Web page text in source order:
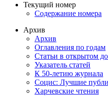
Текущий номер
Содержание номера
Архив
Архив
Оглавления по годам
Статьи в открытом
Указатель статей
К 50-летию журнала
Социс: Лучшие
Харчевские чтения